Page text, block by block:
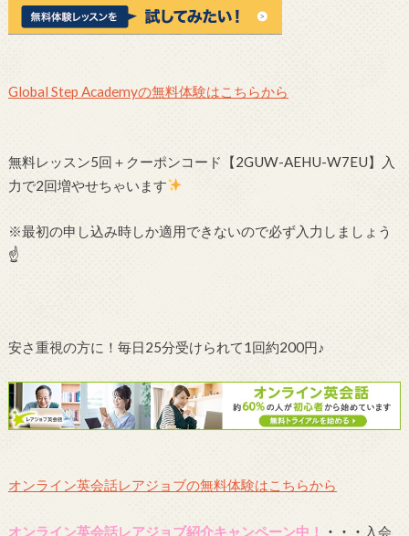
Global Step Academyの無料体験はこちらから
無料レッスン5回＋クーポンコード【2GUW-AEHU-W7EU】入
力で2回増やせちゃいます
※最初の申し込み時しか適用できないので必ず入力しましょう
☝
安さ重視の方に！毎日25分受けられて1回約200円♪
オンライン英会話レアジョブの無料体験はこちらから
オンライン英会話レアジョブ紹介キャンペーン中！ ・・・ 入会